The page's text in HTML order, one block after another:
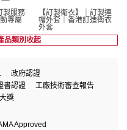
製服務
專屬
【訂製衛衣】｜訂製連
帽外套｜香港訂造衛衣
外套
品類別收起
政府認證
書認證
工廠技術審查報告
獎
Approved